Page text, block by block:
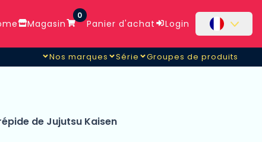
Magasin
0
Panier d'achat Login
Nos marques Série Groupes de produits
de Jujutsu Kaisen